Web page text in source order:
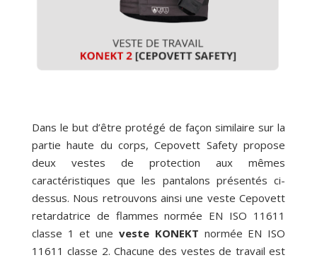
Dans le but d’être protégé de façon similaire sur la
partie haute du corps, Cepovett Safety propose
deux vestes de protection aux mêmes
caractéristiques que les pantalons présentés ci-
dessus. Nous retrouvons ainsi une veste Cepovett
retardatrice de flammes normée EN ISO 11611
classe 1 et une veste KONEKT normée EN ISO
11611 classe 2. Chacune des vestes de travail est